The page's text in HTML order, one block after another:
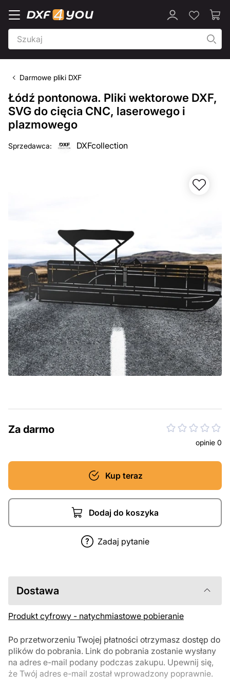
Darmowe pliki DXF
Łódź pontonowa. Pliki wektorowe DXF,
SVG do cięcia CNC, laserowego i
plazmowego
Sprzedawca: DXFcollection
Za darmo
opinie 0
Kup teraz
Dodaj do koszyka
Zadaj pytanie
Dostawa
Produkt cyfrowy - natychmiastowe pobieranie
Po przetworzeniu Twojej płatności otrzymasz dostęp do
plików do pobrania. Link do pobrania zostanie wysłany
na adres e-mail podany podczas zakupu. Upewnij się,
że Twój adres e-mail został wprowadzony poprawnie.